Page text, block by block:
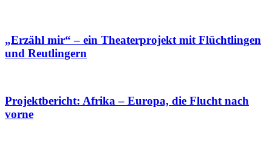
„Erzähl mir“ – ein Theaterprojekt mit Flüchtlingen
und Reutlingern
Projektbericht: Afrika – Europa, die Flucht nach
vorne